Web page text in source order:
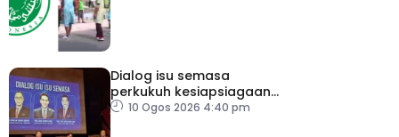
Dialog isu semasa
perkukuh kesiapsiagaan,
penyelarasan warga RTM
10 Ogos 2026 4:40 pm